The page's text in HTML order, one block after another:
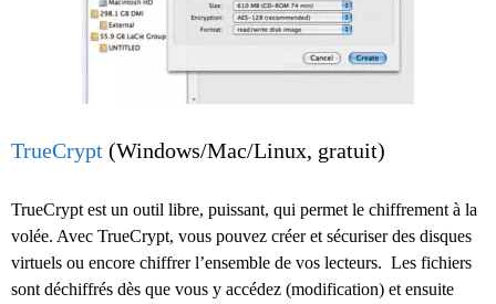
TrueCrypt (Windows/Mac/Linux, gratuit)
TrueCrypt est un outil libre, puissant, qui permet le chiffrement à la
volée. Avec TrueCrypt, vous pouvez créer et sécuriser des disques
virtuels ou encore chiffrer l’ensemble de vos lecteurs. Les fichiers
sont déchiffrés dès que vous y accédez (modification) et ensuite